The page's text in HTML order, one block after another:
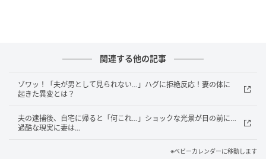
関連する他の記事
ゾワッ！「夫が男として見られない…」ハグに拒絶反応！妻の体に
起きた異変とは？
夫の逮捕後、自宅に帰ると「何これ…」ショックな光景が目の前に…
過酷な現実に妻は…
※ベビーカレンダーに移動します